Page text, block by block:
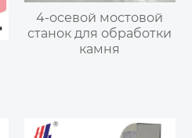
4-осевой мостовой
станок для обработки
камня